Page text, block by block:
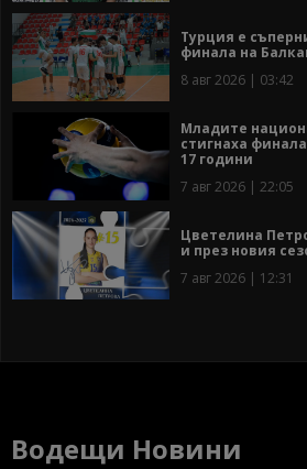
Турция е
финала на
8 авг 2026 | 03:42
Младите
стигнаха
17 години
7 авг 2026 | 22:05
Цветелина
и през новия
7 авг 2026 | 12:31
Водещи Новини